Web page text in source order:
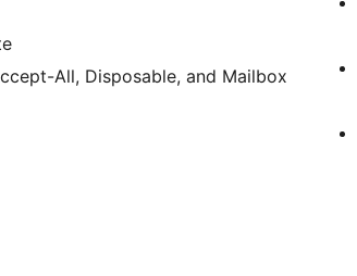
All, Disposable, and Mailbox